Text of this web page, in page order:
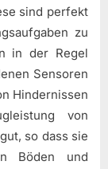
sind perfekt
zu
in der Regel
Sensoren
Hindernissen
von
so dass sie
Böden und